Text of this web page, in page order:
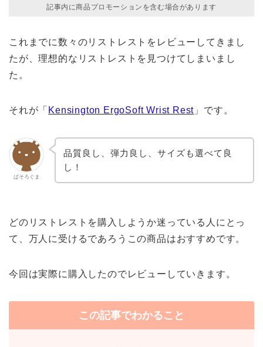
記事内に商品プロモーションを含む場合があります
これまでに数々のリストレストをレビューしてきまし
たが、理想的なリストレストを見つけてしまいまし
た。
それが「 Kensington ErgoSoft Wrist Rest 」です。
ぱそろぐま
品質良し、弾力良し、サイズも選べて良
し！
どのリストレストを購入しようか迷っている人にとっ
て、万人に受けるであろうこの商品はおすすめです。
今回は実際に購入したのでレビューしていきます。
この記事でわかること